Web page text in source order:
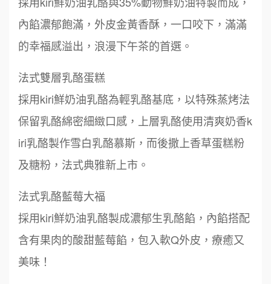
內餡濃郁飽滿，外皮金黃香酥，一口咬下，滿滿
的幸福感溢出，浪漫下午茶的首選。
法式雙層乳酪蛋糕
採用kiri鮮奶油乳酪為輕乳酪基底，以特殊蒸烤法
保留乳酪綿密細緻口感，上層乳酪使用清爽奶香k
iri乳酪製作雪白乳酪慕斯，而後撒上香草蛋糕粉
及糖粉，法式典雅新上市。
法式乳酪藍莓大福
採用kiri鮮奶油乳酪製成濃郁生乳酪餡，內餡搭配
含有果肉的酸甜藍莓餡，包入軟Q外皮，療癒又
美味！